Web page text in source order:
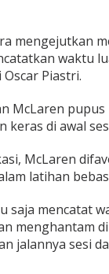
mengejutkan
waktu
Piastri.
McLaren
keras di awal
McLaren
latihan
saja mencatat
menghantam
jalannya sesi